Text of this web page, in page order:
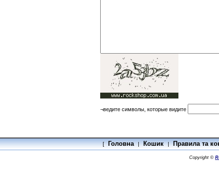
¬ведите символы, которые видите
[ Головна | Кошик | Правила та
Copyright ©